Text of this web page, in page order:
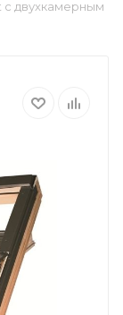
с двухкамерным